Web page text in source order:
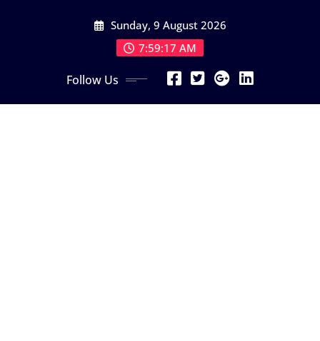
Sunday, 9 August 2026
7:59:19 AM
Follow Us